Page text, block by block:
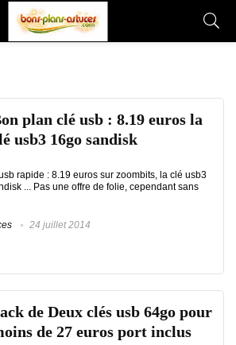
plan clé usb : 8.19 euros la
usb3 16go sandisk
rapide : 8.19 euros sur zoombits, la clé usb3
... Pas une offre de folie, cependant sans
24 juillet 2014
de Deux clés usb 64go pour
de 27 euros port inclus